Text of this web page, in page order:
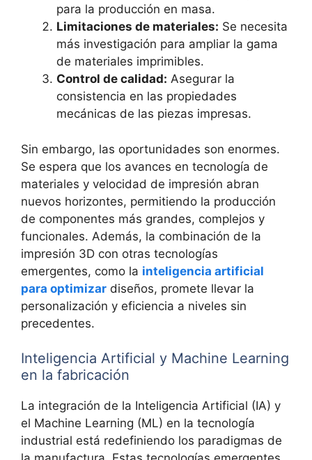
para la producción en masa.
Limitaciones de materiales: Se necesita
más investigación para ampliar la gama
de materiales imprimibles.
Control de calidad: Asegurar la
consistencia en las propiedades
mecánicas de las piezas impresas.
Sin embargo, las oportunidades son enormes.
Se espera que los avances en tecnología de
materiales y velocidad de impresión abran
nuevos horizontes, permitiendo la producción
de componentes más grandes, complejos y
funcionales. Además, la combinación de la
impresión 3D con otras tecnologías
emergentes, como la inteligencia artificial
para optimizar diseños, promete llevar la
personalización y eficiencia a niveles sin
precedentes.
Inteligencia Artificial y Machine Learning
en la fabricación
La integración de la Inteligencia Artificial (IA) y
el Machine Learning (ML) en la tecnología
industrial está redefiniendo los paradigmas de